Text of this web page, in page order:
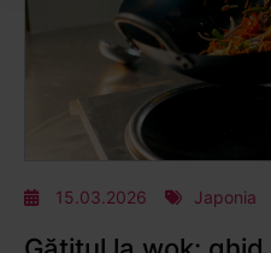
15.03.2026 Japonia